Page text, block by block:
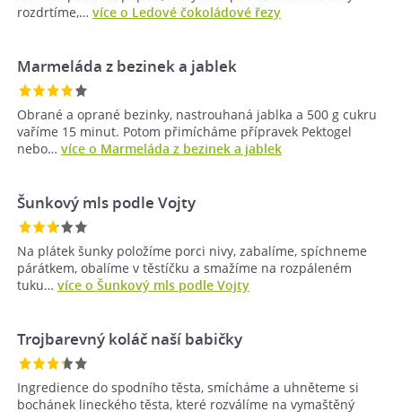
rozdrtíme,… více o Ledové čokoládové řezy
Marmeláda z bezinek a jablek
Obrané a oprané bezinky, nastrouhaná jablka a 500 g cukru
vaříme 15 minut. Potom přimícháme přípravek Pektogel
nebo… více o Marmeláda z bezinek a jablek
Šunkový mls podle Vojty
Na plátek šunky položíme porci nivy, zabalíme, spíchneme
párátkem, obalíme v těstíčku a smažíme na rozpáleném
tuku… více o Šunkový mls podle Vojty
Trojbarevný koláč naší babičky
Ingredience do spodního těsta, smícháme a uhněteme si
bochánek lineckého těsta, které rozválíme na vymaštěný